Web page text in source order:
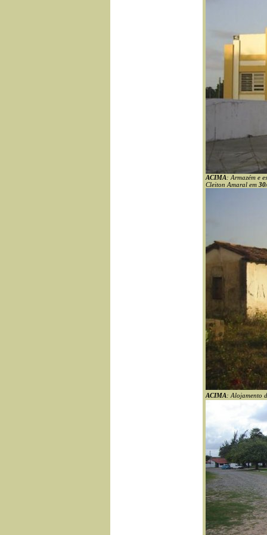
ACIMA: Armazém e
Cleiton Amaral em
ACIMA: Alojamento